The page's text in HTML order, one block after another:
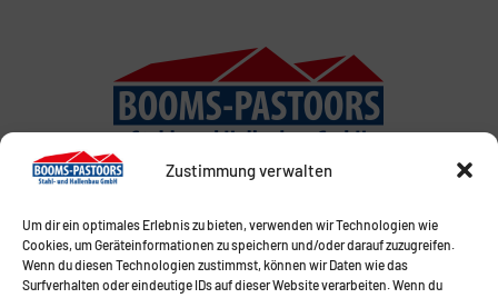
Zustimmung verwalten
Um dir ein optimales Erlebnis zu bieten, verwenden wir Technologien wie
Cookies, um Geräteinformationen zu speichern und/oder darauf zuzugreifen.
Wenn du diesen Technologien zustimmst, können wir Daten wie das
Surfverhalten oder eindeutige IDs auf dieser Website verarbeiten. Wenn du